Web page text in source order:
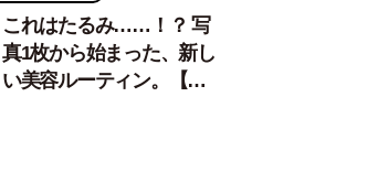
これはたるみ……！？ 写
真1枚から始まった、新し
い美容ルーティン。【中